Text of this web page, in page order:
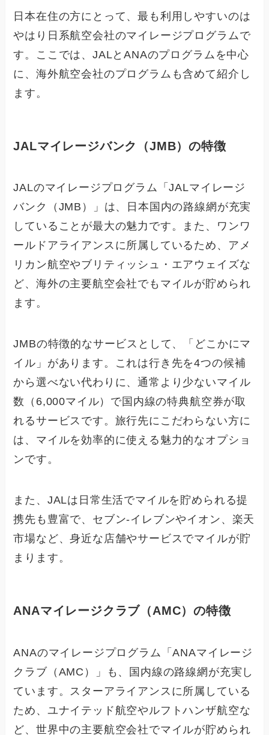
日本在住の方にとって、最も利用しやすいのは
やはり日系航空会社のマイレージプログラムで
す。ここでは、JALとANAのプログラムを中心
に、海外航空会社のプログラムも含めて紹介し
ます。
JALマイレージバンク（JMB）の特徴
JALのマイレージプログラム「JALマイレージ
バンク（JMB）」は、日本国内の路線網が充実
していることが最大の魅力です。また、ワンワ
ールドアライアンスに所属しているため、アメ
リカン航空やブリティッシュ・エアウェイズな
ど、海外の主要航空会社でもマイルが貯められ
ます。
JMBの特徴的なサービスとして、「どこかにマ
イル」があります。これは行き先を4つの候補
から選べない代わりに、通常より少ないマイル
数（6,000マイル）で国内線の特典航空券が取
れるサービスです。旅行先にこだわらない方に
は、マイルを効率的に使える魅力的なオプショ
ンです。
また、JALは日常生活でマイルを貯められる提
携先も豊富で、セブン-イレブンやイオン、楽天
市場など、身近な店舗やサービスでマイルが貯
まります。
ANAマイレージクラブ（AMC）の特徴
ANAのマイレージプログラム「ANAマイレージ
クラブ（AMC）」も、国内線の路線網が充実し
ています。スターアライアンスに所属している
ため、ユナイテッド航空やルフトハンザ航空な
ど、世界中の主要航空会社でマイルが貯められ